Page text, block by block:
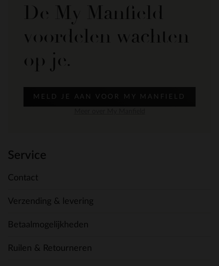
De My Manfield
voordelen wachten
op je.
MELD JE AAN VOOR MY MANFIELD
Service
Contact
Verzending & levering
Betaalmogelijkheden
Ruilen & Retourneren